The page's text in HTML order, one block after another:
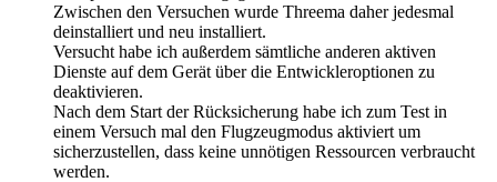
Zwischen den Versuchen wurde Threema daher jedesmal
deinstalliert und neu installiert.
Versucht habe ich außerdem sämtliche anderen aktiven
Dienste auf dem Gerät über die Entwickleroptionen zu
deaktivieren.
Nach dem Start der Rücksicherung habe ich zum Test in
einem Versuch mal den Flugzeugmodus aktiviert um
sicherzustellen, dass keine unnötigen Ressourcen verbraucht
werden.